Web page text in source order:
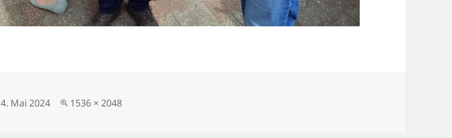
Veröffentlicht
4. Mai 2024
Volle
1536 × 2048